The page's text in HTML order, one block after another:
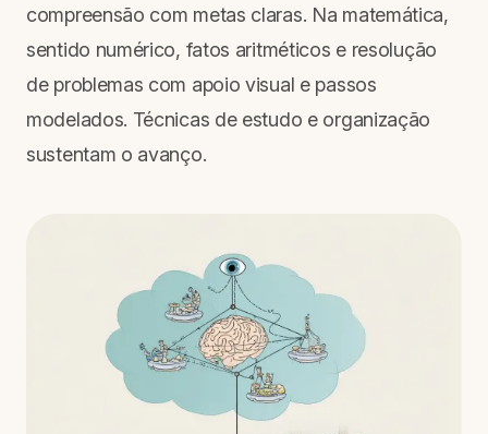
compreensão com metas claras. Na matemática,
sentido numérico, fatos aritméticos e resolução
de problemas com apoio visual e passos
modelados. Técnicas de estudo e organização
sustentam o avanço.